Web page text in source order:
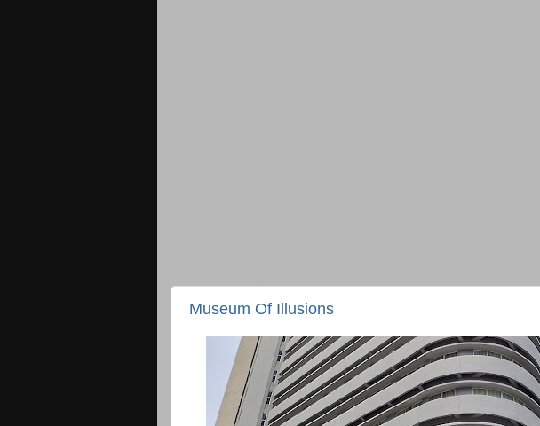
Museum Of Illusions